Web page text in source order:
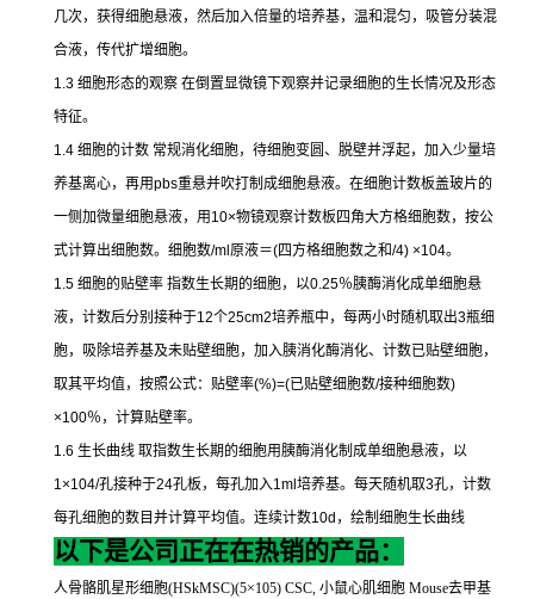
几次，获得细胞悬液，然后加入倍量的培养基，温和混匀，吸管分装混
合液，传代扩增细胞。
1.3 细胞形态的观察 在倒置显微镜下观察并记录细胞的生长情况及形态
特征。
1.4 细胞的计数 常规消化细胞，待细胞变圆、脱壁并浮起，加入少量培
养基离心，再用pbs重悬并吹打制成细胞悬液。在细胞计数板盖玻片的
一侧加微量细胞悬液，用 10×物镜观察计数板四角大方格细胞数，按公
式计算出细胞数。细胞数/ml 原液＝(四方格细胞数之和/4) ×104。
1.5 细胞的贴壁率 指数生长期的细胞，以0.25％胰酶消化成单细胞悬
液，计数后分别接种于12个25cm2培养瓶中，每两小时随机取出3瓶细
胞，吸除培养基及未贴壁细胞，加入胰消化酶消化、计数已贴壁细胞，
取其平均值，按照公式：贴壁率(%)=(已贴壁细胞数/接种细胞数)
×100％，计算贴壁率。
1.6 生长曲线 取指数生长期的细胞用胰酶消化制成单细胞悬液，以
1×104/孔接种于24孔板，每孔加入1ml 培养基。每天随机取3孔，计数
每孔细胞的数目并计算平均值。连续计数10d ，绘制细胞生长曲线
以下是公司正在在热销的产品：
人骨骼肌星形细胞(HSkMSC)(5×105) CSC, 小鼠心肌细胞 Mouse去甲基